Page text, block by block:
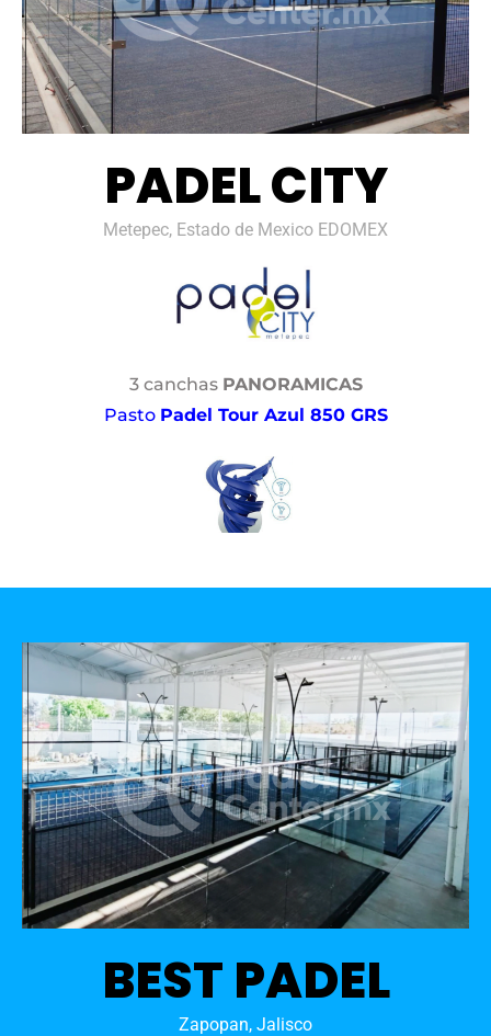
PADEL CITY
Metepec, Estado de Mexico EDOMEX
3 canchas PANORAMICAS
Pasto Padel Tour Azul 850 GRS
BEST PADEL
Zapopan, Jalisco